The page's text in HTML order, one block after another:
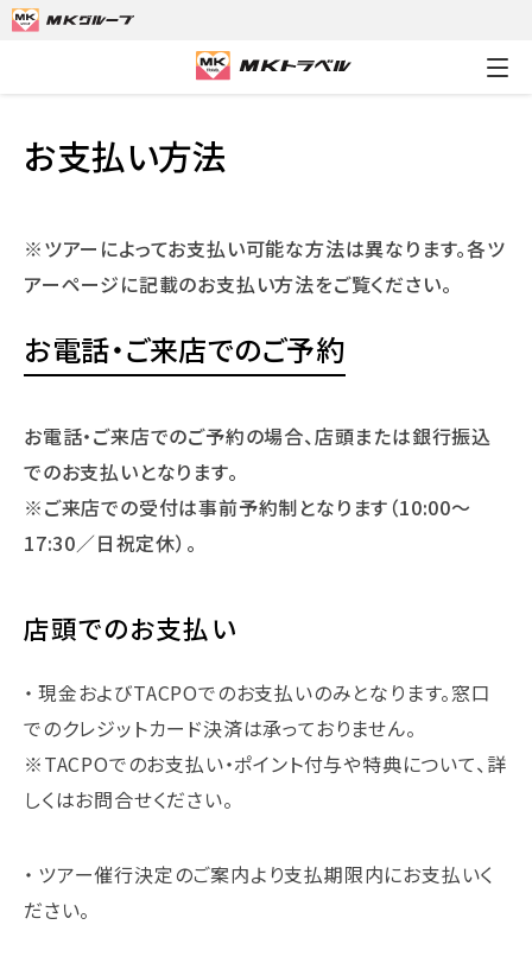
お支払い方法
お支払い方法
※ツアーによってお支払い可能な方法は異なります。各ツ
アーページに記載のお支払い方法をご覧ください。
お電話・ご来店でのご予約
お電話・ご来店でのご予約の場合、店頭または銀行振込
でのお支払いとなります。
※ご来店での受付は事前予約制となります（10:00～
17:30／日祝定休）。
店頭でのお支払い
現金およびTACPOでのお支払いのみとなります。窓口
でのクレジットカード決済は承っておりません。
※TACPOでのお支払い・ポイント付与や特典について、詳
しくはお問合せください。
ツアー催行決定のご案内より支払期限内にお支払いく
ださい。